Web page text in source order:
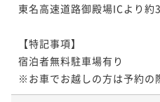
東名高速道路御殿場ICより約
【特記事項】
宿泊者無料駐車場有り
※お車でお越しの方は予約の